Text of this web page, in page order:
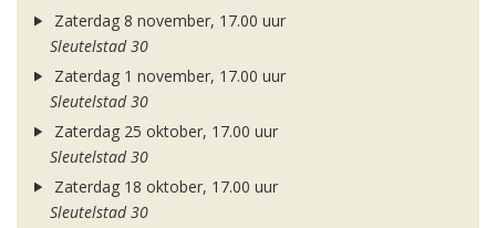
Zaterdag 8 november, 17.00 uur
Sleutelstad 30
Zaterdag 1 november, 17.00 uur
Sleutelstad 30
Zaterdag 25 oktober, 17.00 uur
Sleutelstad 30
Zaterdag 18 oktober, 17.00 uur
Sleutelstad 30